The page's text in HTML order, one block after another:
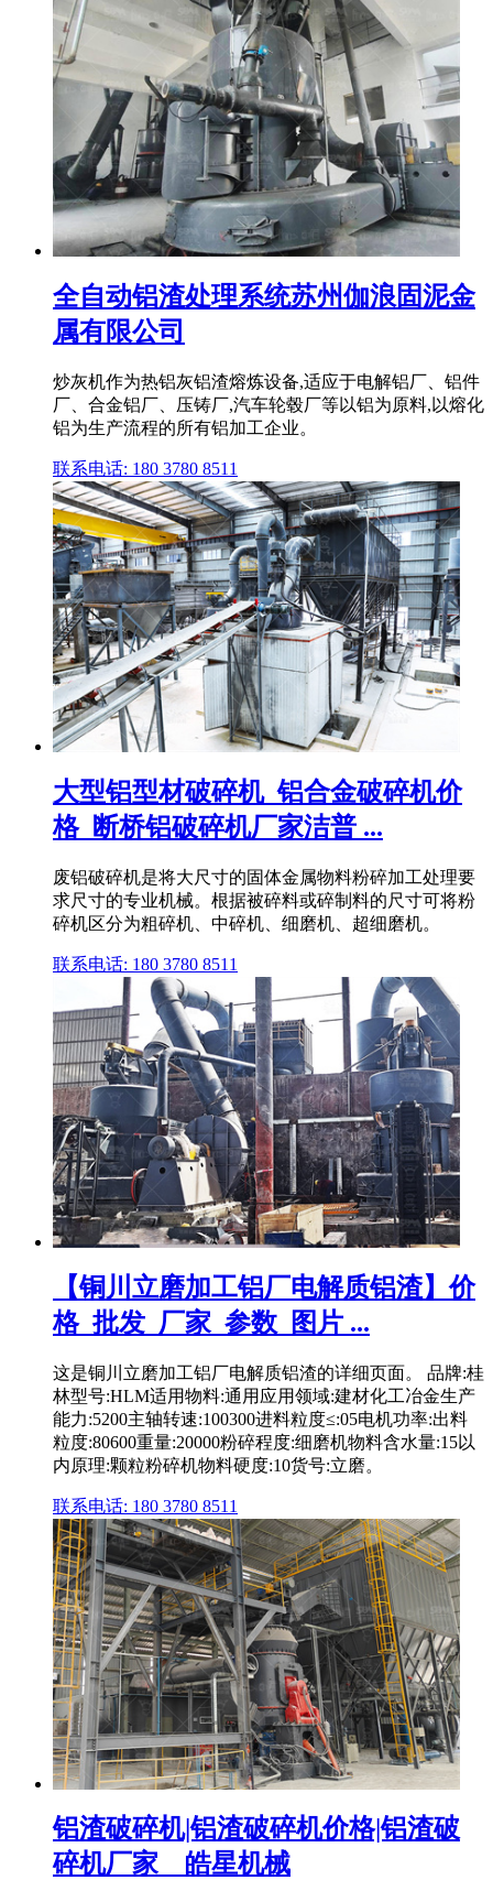
全自动铝渣处理系统苏州伽浪固泥金
属有限公司
炒灰机作为热铝灰铝渣熔炼设备,适应于电解铝厂、铝件
厂、合金铝厂、压铸厂,汽车轮毂厂等以铝为原料,以熔化
铝为生产流程的所有铝加工企业。
联系电话: 180 3780 8511
大型铝型材破碎机_铝合金破碎机价
格_断桥铝破碎机厂家洁普 ...
废铝破碎机是将大尺寸的固体金属物料粉碎加工处理要
求尺寸的专业机械。根据被碎料或碎制料的尺寸可将粉
碎机区分为粗碎机、中碎机、细磨机、超细磨机。
联系电话: 180 3780 8511
【铜川立磨加工铝厂电解质铝渣】价
格_批发_厂家_参数_图片 ...
这是铜川立磨加工铝厂电解质铝渣的详细页面。 品牌:桂
林型号:HLM适用物料:通用应用领域:建材化工冶金生产
能力:5200主轴转速:100300进料粒度≤:05电机功率:出料
粒度:80600重量:20000粉碎程度:细磨机物料含水量:15以
内原理:颗粒粉碎机物料硬度:10货号:立磨。
联系电话: 180 3780 8511
铝渣破碎机|铝渣破碎机价格|铝渣破
碎机厂家__皓星机械